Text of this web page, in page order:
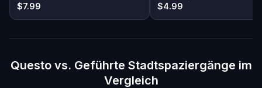
$7.99 $4.99
Questo vs. Geführte Stadtspaziergänge im
Vergleich